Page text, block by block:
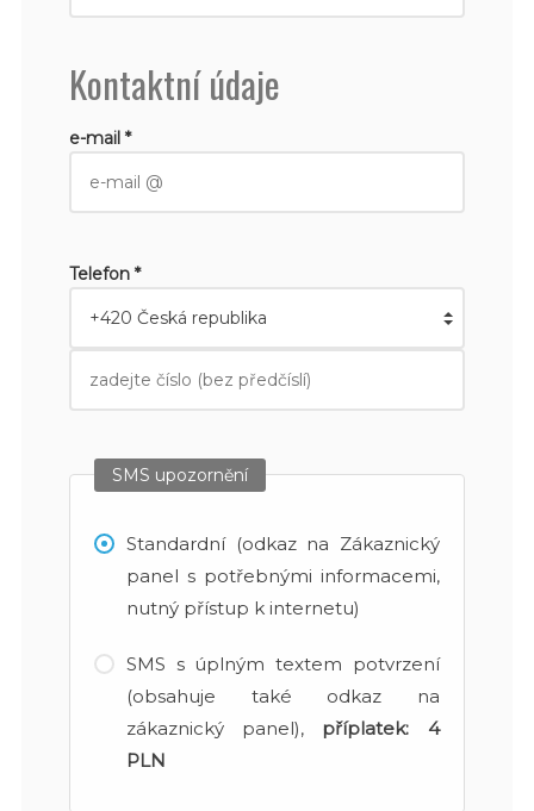
Kontaktní údaje
e-mail *
Telefon *
SMS upozornění
Standardní (odkaz na Zákaznický
panel s potřebnými informacemi,
nutný přístup k internetu)
SMS s úplným textem potvrzení
(obsahuje také odkaz na
zákaznický panel), příplatek: 4
PLN